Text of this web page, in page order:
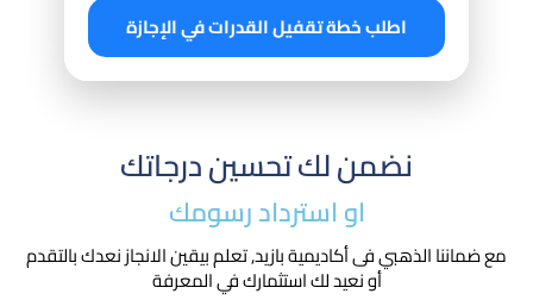
اطلب خطة تقفيل القدرات في الإجازة
نضمن لك تحسين درجاتك
او استرداد رسومك​
مع ضماننا الذهبي فى أكاديمية بازيد, تعلم بيقين الانجاز نعدك بالتقدم
أو نعيد لك استثمارك في المعرفة